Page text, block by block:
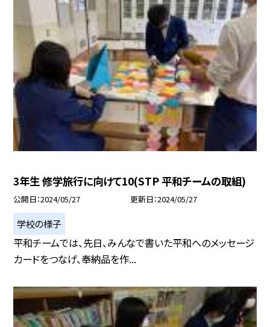
3年生 修学旅行に向けて10(STP 平和チームの取組)
公開日 2024/05/27 更新日 2024/05/27
学校の様子
平和チームでは、先日、みんなで書いた平和へのメッセージ
カードをつなげ、奉納品を作...